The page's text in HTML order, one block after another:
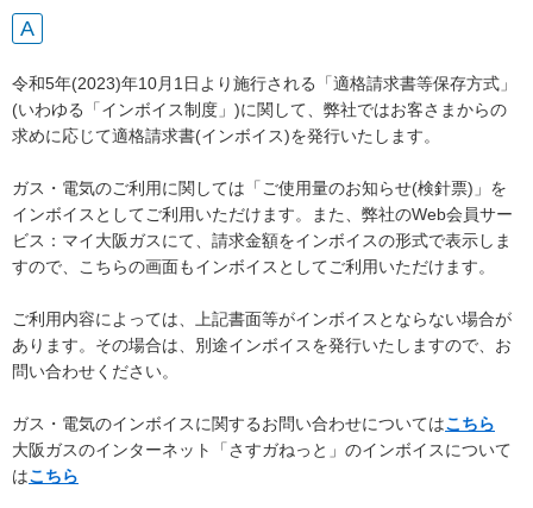
令和5年(2023)年10月1日より施行される「適格請求書等保存方式」
(いわゆる「インボイス制度」)に関して、弊社ではお客さまからの
求めに応じて適格請求書(インボイス)を発行いたします。
ガス・電気のご利用に関しては「ご使用量のお知らせ(検針票)」を
インボイスとしてご利用いただけます。また、弊社のWeb会員サー
ビス：マイ大阪ガスにて、請求金額をインボイスの形式で表示しま
すので、こちらの画面もインボイスとしてご利用いただけます。
ご利用内容によっては、上記書面等がインボイスとならない場合が
あります。その場合は、別途インボイスを発行いたしますので、お
問い合わせください。
ガス・電気のインボイスに関するお問い合わせについてはこちら
大阪ガスのインターネット「さすガねっと」のインボイスについて
はこちら